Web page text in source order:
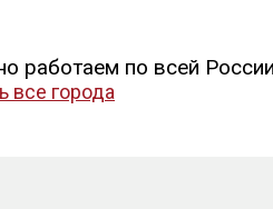
работаем по всей
все города